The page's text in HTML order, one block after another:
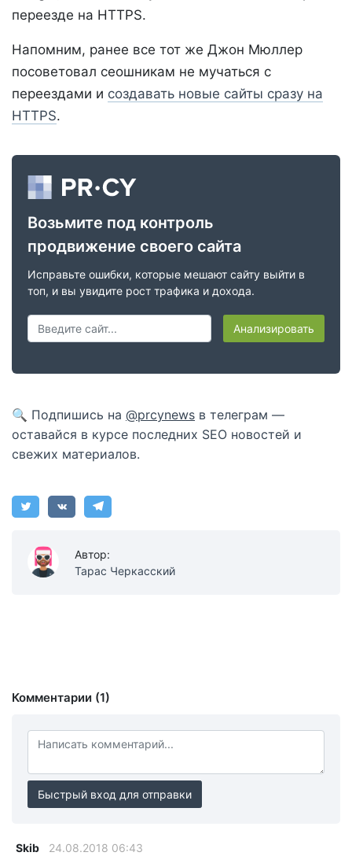
переезде на HTTPS.
Напомним, ранее все тот же Джон Мюллер
посоветовал сеошникам не мучаться с
переездами и создавать новые сайты сразу на
HTTPS.
Возьмите под контроль
продвижение своего сайта
Исправьте ошибки, которые мешают сайту выйти в
топ, и вы увидите рост трафика и дохода.
Анализировать
🔍 Подпишись на @prcynews в телеграм —
оставайся в курсе последних SEO новостей и
свежих материалов.
Автор:
Тарас Черкасский
Комментарии (1)
Быстрый вход для отправки
Skib
24.08.2018 06:43